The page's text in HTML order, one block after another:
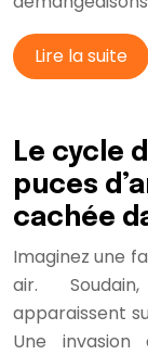
Lire la suite
Le cycle
puces
cachée
Imaginez une
air.
apparaissent
Une